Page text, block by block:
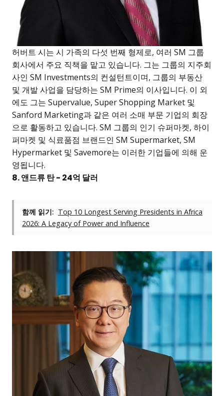
허버트 시는 시 가족의 다섯 번째 형제로, 여러 SM 그룹
회사에서 주요 직책을 맡고 있습니다. 그는 그룹의 지주회
사인 SM Investments의 컨설턴트이며, 그룹의 부동산
및 개발 사업을 담당하는 SM Prime의 이사입니다. 이 외
에도 그는 Supervalue, Super Shopping Market 및
Sanford Marketing과 같은 여러 소매 부문 기업의 회장
으로 활동하고 있습니다. SM 그룹의 인기 슈퍼마켓, 하이
퍼마켓 및 식료품점 브랜드인 SM Supermarket, SM
Hypermarket 및 Savemore는 이러한 기업들에 의해 운
영됩니다.
8. 앤드류 탄 - 24억 달러
함께 읽기: Top 10 Longest Serving Presidents in Africa
2026: A Legacy of Power and Influence